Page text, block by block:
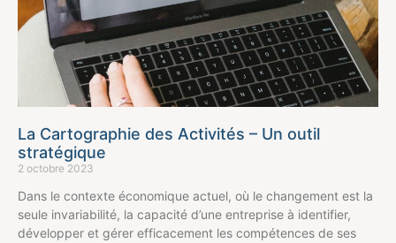
La Cartographie des Activités – Un outil
stratégique
2 octobre 2023
Dans le contexte économique actuel, où le changement est la
seule invariabilité, la capacité d’une entreprise à identifier,
développer et gérer efficacement les compétences de ses